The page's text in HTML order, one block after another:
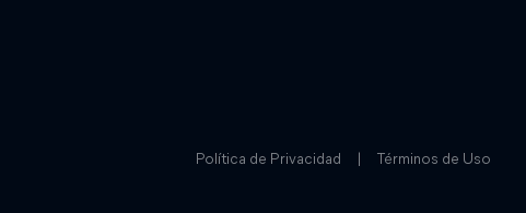
Política de Privacidad Términos de Uso